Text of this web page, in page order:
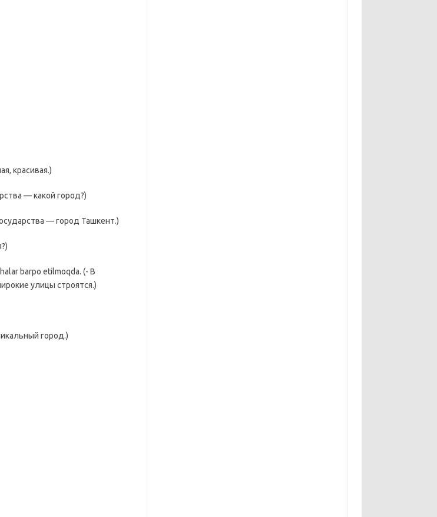
красивая.)
— какой город?)
— город Ташкент.)
barpo etilmoqda. (- В
улицы строятся.)
город.)